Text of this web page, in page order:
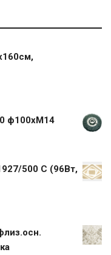
ф100хМ14
500 C (96Вт,